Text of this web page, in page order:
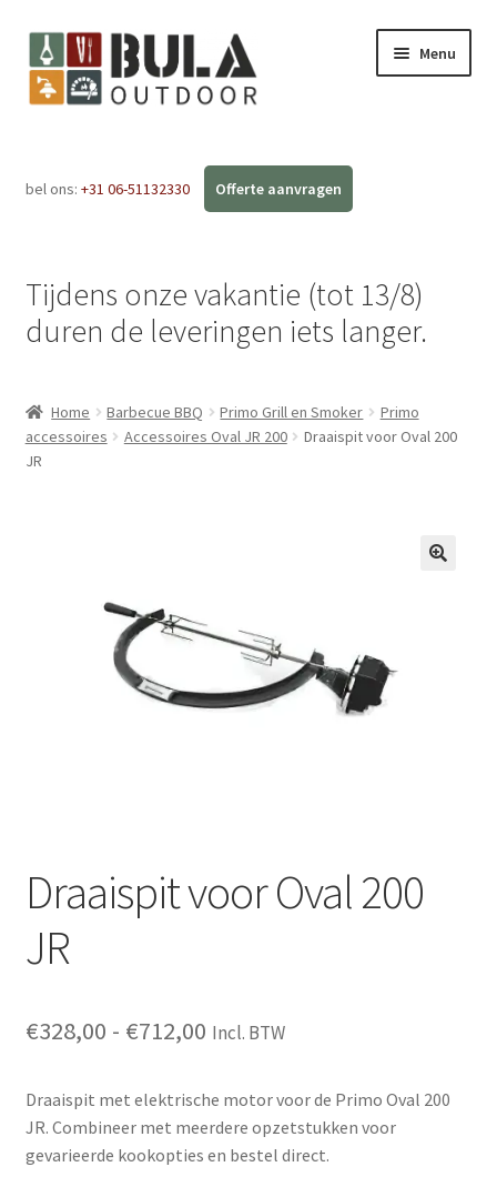
Menu
Webshop
FAQ
Contact
bel ons: +31 06-51132330
Tijdens onze vakantie (tot 13/8)
duren de leveringen iets langer.
Home Barbecue BBQ Primo Grill en Smoker
Primo
accessoires
Accessoires Oval JR 200
Draaispit voor Oval 200
JR
Draaispit voor Oval 200
JR
€328,00 - €712,00Prijsklasse:
tot
€712,00
Incl. BTW
Draaispit met elektrische motor voor de Primo Oval 200
JR. Combineer met meerdere opzetstukken voor
gevarieerde kookopties en bestel direct.